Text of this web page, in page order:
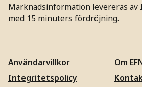
Marknadsinformation levereras av
med 15 minuters fördröjning.
Användarvillkor
Integritetspolicy
Om